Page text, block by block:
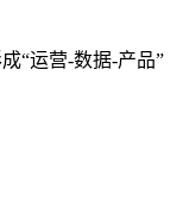
“运营-数据-产品”